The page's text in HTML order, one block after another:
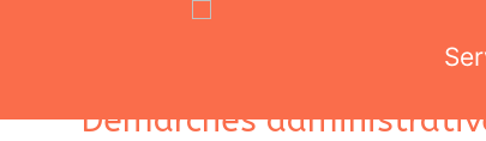
Démarches